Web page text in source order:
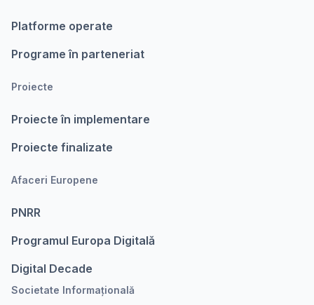
Platforme operate
Programe în parteneriat
Proiecte
Proiecte în implementare
Proiecte finalizate
Afaceri Europene
PNRR
Programul Europa Digitalǎ
Digital Decade
Societate Informațională